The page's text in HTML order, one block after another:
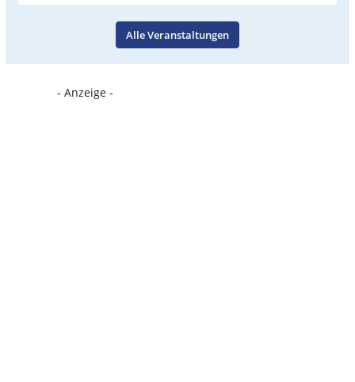
Alle Veranstaltungen
- Anzeige -